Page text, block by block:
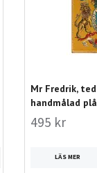
Mr Fredrik,
handmålad
495 kr
LÄS MER